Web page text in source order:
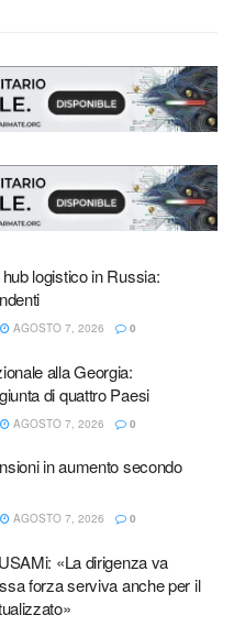
logistico in Russia:
AGOSTO 7, 2026 0
alla Georgia:
di quattro Paesi
AGOSTO 7, 2026 0
in aumento secondo
AGOSTO 7, 2026 0
«La dirigenza va
forza serviva anche per il